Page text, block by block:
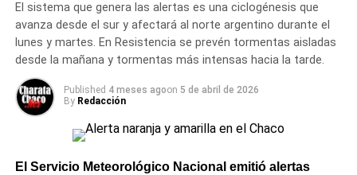
El sistema que genera las alertas es una ciclogénesis que
avanza desde el sur y afectará al norte argentino durante el
lunes y martes. En Resistencia se prevén tormentas aisladas
desde la mañana y tormentas más intensas hacia la tarde.
Published 4 meses agoon 5 de abril de 2026
By Redacción
El Servicio Meteorológico Nacional emitió alertas